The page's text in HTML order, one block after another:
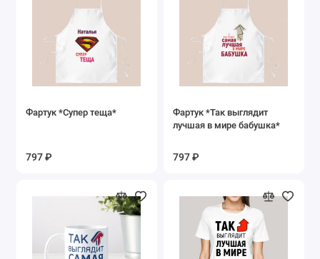
Фартук *Супер теща*
797 ₽
Фартук *Так выглядит
лучшая в мире бабушка*
797 ₽